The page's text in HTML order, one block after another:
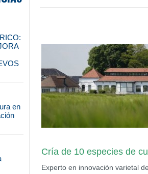
en
Cría de 10 especies de
Experto en innovación varietal